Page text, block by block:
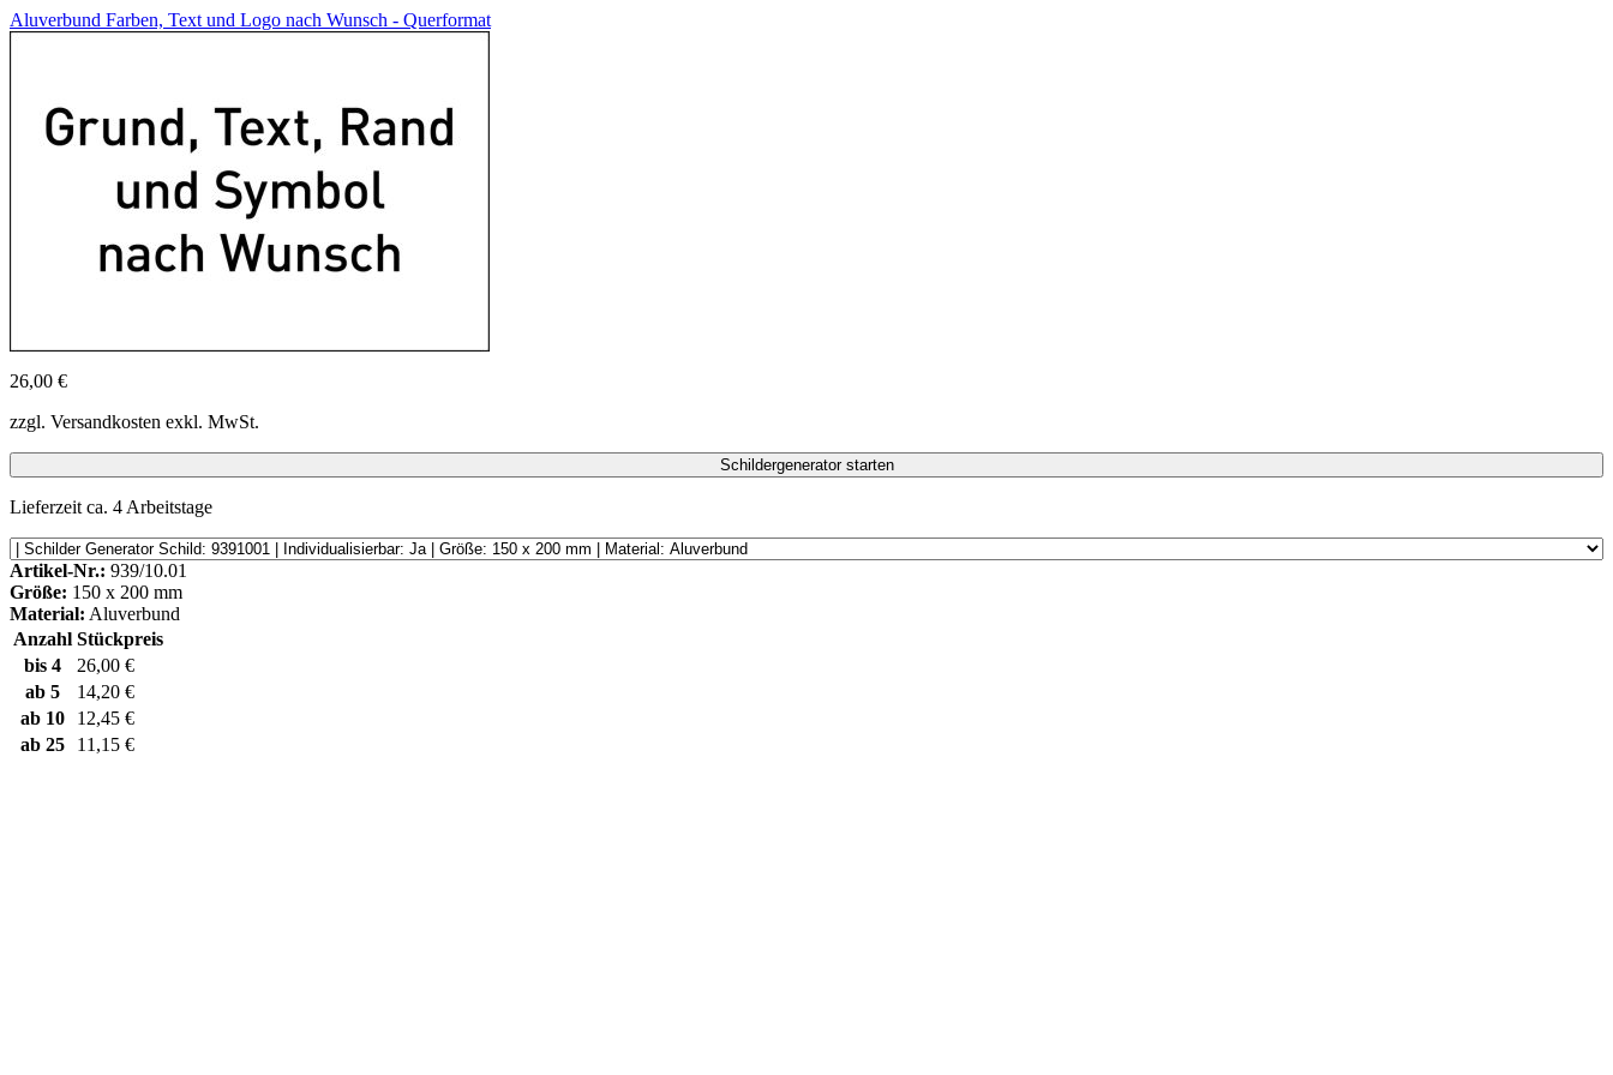
Aluverbund Farben, Text und Logo nach Wunsch - Querformat
26,00 €
zzgl. Versandkosten exkl. MwSt.
Schildergenerator starten
Lieferzeit ca. 4 Arbeitstage
Artikel-Nr.: 939/10.01
Größe: 150 x 200 mm
Material: Aluverbund
Anzahl Stückpreis
bis 4
26,00 €
ab 5
14,20 €
ab 10
12,45 €
ab 25 11,15 €